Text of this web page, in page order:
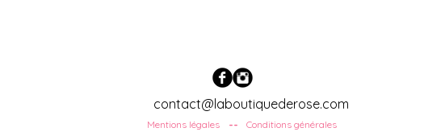
contact@laboutiquederose.com
Mentions légales Conditions générales
--